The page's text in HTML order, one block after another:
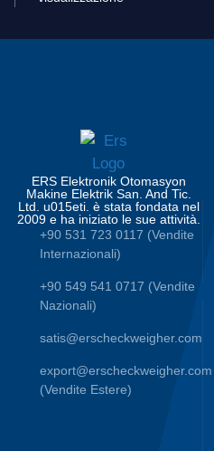
ERS Elektronik Otomasyon
Makine Elektrik San. And Tic.
Ltd. u015eti. è stata fondata nel
2009 e ha iniziato le sue attività.
+90 531 723 0117 (Vendite
Internazionali)
+90 549 541 0717 (Vendite
Nazionali)
satis@erscheckweigher.com
export@erscheckweigher.com
(Vendite Estere)